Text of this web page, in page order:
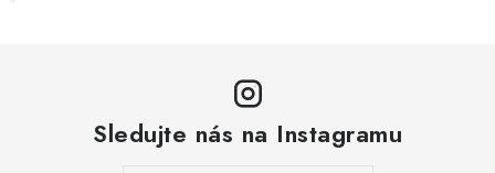
Sledujte nás na Instagramu